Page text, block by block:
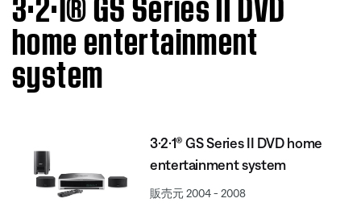
home entertainment
system
3·2·1® GS Series II DVD home
entertainment system
販売元 2004 - 2008